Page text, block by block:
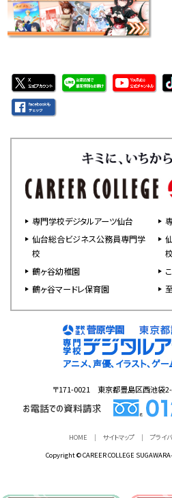
専門学校デジタルアーツ仙台
仙台総合ビジネス公務員専門学
校
校
鶴ヶ谷幼稚園
鶴ヶ谷マードレ保育園
〒171-0021 東京都豊島区西池袋
Copyright © CAREER COLLEGE
HOME サイトマップ プライ